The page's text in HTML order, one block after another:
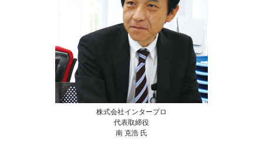
株式会社インタープロ
代表取締役
南 克浩 氏